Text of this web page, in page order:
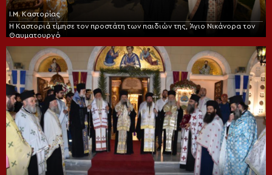
Ι.Μ. Καστορίας
Η Καστοριά τίμησε τον προστάτη των παιδιών της, Άγιο Νικάνορα τον
Θαυματουργό